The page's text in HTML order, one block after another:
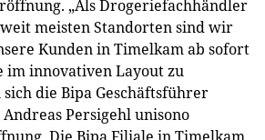
„Als Drogeriefachhändler
meisten Standorten sind wir
Kunden in Timelkam ab sofort
im innovativen Layout zu
die Bipa Geschäftsführer
Persigehl unisono